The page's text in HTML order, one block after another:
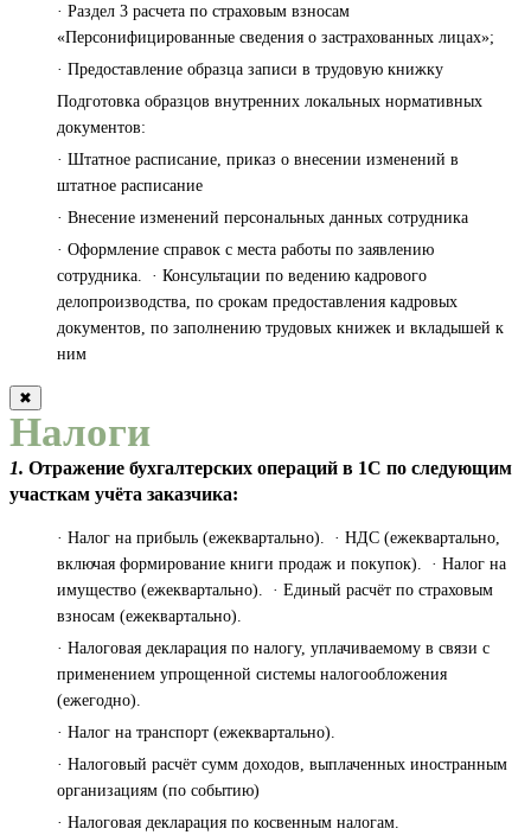
· Раздел 3 расчета по страховым взносам
«Персонифицированные сведения о застрахованных лицах»;
· Предоставление образца записи в трудовую книжку
Подготовка образцов внутренних локальных нормативных
документов:
· Штатное расписание, приказ о внесении изменений в
штатное расписание
· Внесение изменений персональных данных сотрудника
· Оформление справок с места работы по заявлению
сотрудника. · Консультации по ведению кадрового
делопроизводства, по срокам предоставления кадровых
документов, по заполнению трудовых книжек и вкладышей к
ним
✖
Налоги
1. Отражение бухгалтерских операций в 1С по следующим
участкам учёта заказчика:
· Налог на прибыль (ежеквартально). · НДС (ежеквартально,
включая формирование книги продаж и покупок). · Налог на
имущество (ежеквартально). · Единый расчёт по страховым
взносам (ежеквартально).
· Налоговая декларация по налогу, уплачиваемому в связи с
применением упрощенной системы налогообложения
(ежегодно).
· Налог на транспорт (ежеквартально).
· Налоговый расчёт сумм доходов, выплаченных иностранным
организациям (по событию)
· Налоговая декларация по косвенным налогам.